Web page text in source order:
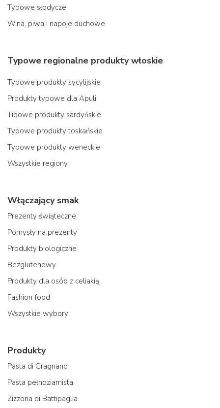
Typowe słodycze
Wina, piwa i napoje duchowe
Typowe regionalne produkty włoskie
Typowe produkty sycylijskie
Produkty typowe dla Apulii
Tipowe produkty sardyńskie
Typowe produkty toskańskie
Typowe produkty weneckie
Wszystkie regiony
Włączający smak
Prezenty świąteczne
Pomysły na prezenty
Produkty biologiczne
Bezglutenowy
Produkty dla osób z celiakią
Fashion food
Wszystkie wybory
Produkty
Pasta di Gragnano
Pasta pełnoziarnista
Zizzona di Battipaglia